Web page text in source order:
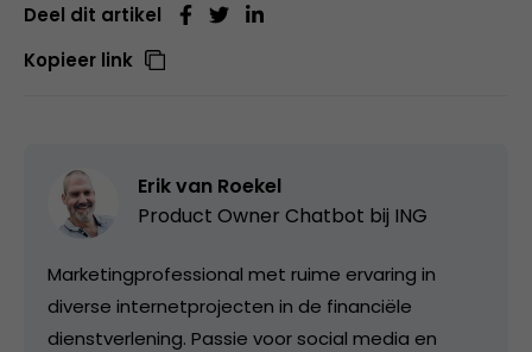
Deel dit artikel
Kopieer link
Erik van Roekel
Product Owner Chatbot bij ING
Marketingprofessional met ruime ervaring in
diverse internetprojecten in de financiële
dienstverlening. Passie voor social media en